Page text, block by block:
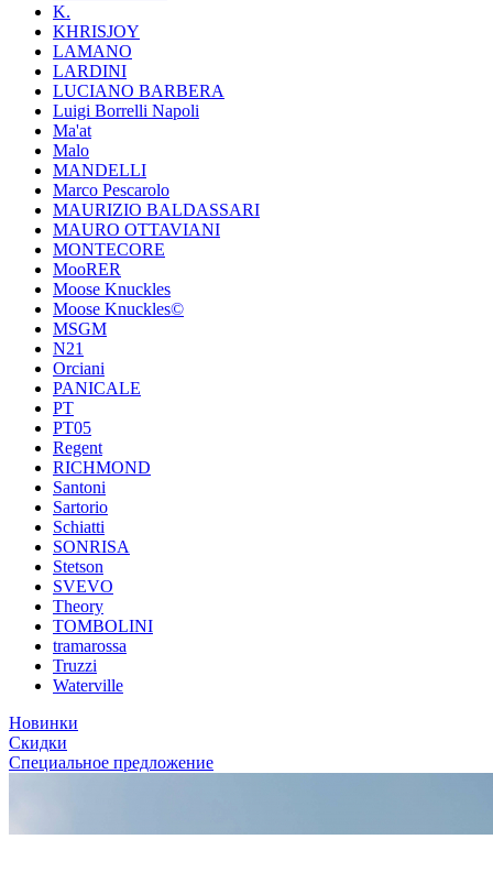
K.
KHRISJOY
LAMANO
LARDINI
LUCIANO BARBERA
Luigi Borrelli Napoli
Ma'at
Malo
MANDELLI
Marco Pescarolo
MAURIZIO BALDASSARI
MAURO OTTAVIANI
MONTECORE
MooRER
Moose Knuckles
Moose Knuckles©️
MSGM
N21
Orciani
PANICALE
PT
PT05
Regent
RICHMOND
Santoni
Sartorio
Schiatti
SONRISA
Stetson
SVEVO
Theory
TOMBOLINI
tramarossa
Truzzi
Waterville
Новинки
Скидки
Специальное предложение